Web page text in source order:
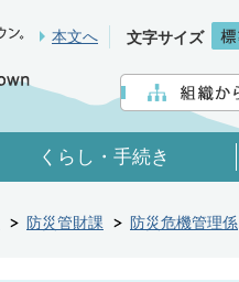
本文へ 文字サイズ
くらし・手続き
防災管財課 防災危機管理係